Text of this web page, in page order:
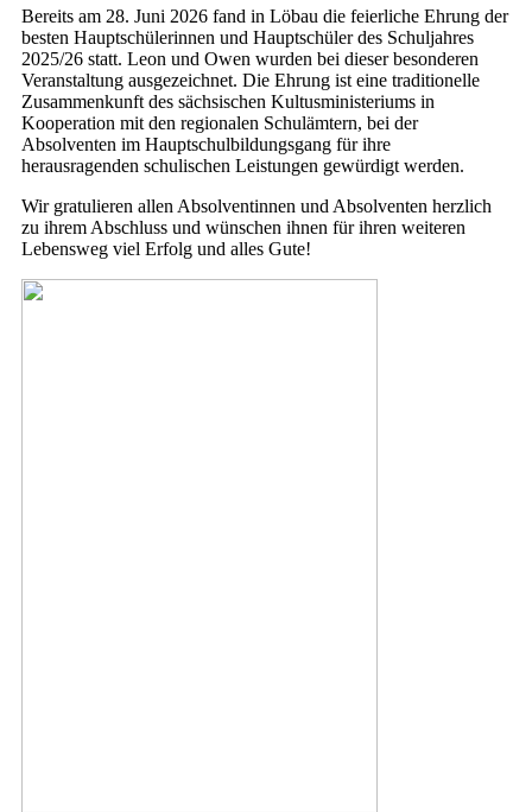
Bereits am 28. Juni 2026 fand in Löbau die feierliche Ehrung der
besten Hauptschülerinnen und Hauptschüler des Schuljahres
2025/26 statt. Leon und Owen wurden bei dieser besonderen
Veranstaltung ausgezeichnet. Die Ehrung ist eine traditionelle
Zusammenkunft des sächsischen Kultusministeriums in
Kooperation mit den regionalen Schulämtern, bei der
Absolventen im Hauptschulbildungsgang für ihre
herausragenden schulischen Leistungen gewürdigt werden.
Wir gratulieren allen Absolventinnen und Absolventen herzlich
zu ihrem Abschluss und wünschen ihnen für ihren weiteren
Lebensweg viel Erfolg und alles Gute!